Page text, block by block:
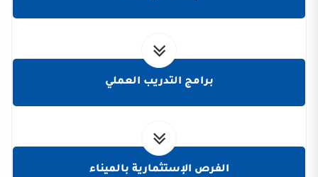
برامج التدريب العملي
الفرص الإستثمارية بالميناء